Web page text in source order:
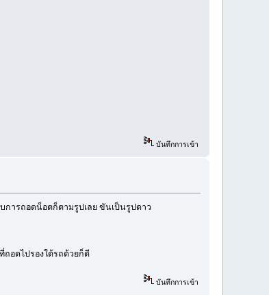
บันทึกการเข้า
ารถอดน็อตก็ตามรูปเลย ขันเป็นรูปดาว
ถอดไปรองใต้รถด้วยก็ดี
บันทึกการเข้า